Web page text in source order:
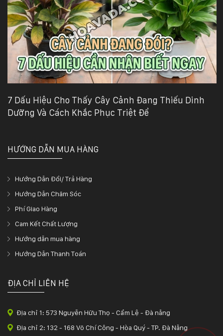
7 Dấu Hiệu Cho Thấy Cây Cảnh Đang Thiếu Dinh
Dưỡng Và Cách Khắc Phục Triệt Để
HƯỚNG DẪN MUA HÀNG
Hướng Dẫn Đổi/ Trả Hàng
Hướng Dẫn Chăm Sóc
Phí Giao Hàng
Cam Kết Chất Lượng
Hướng dẫn mua hàng
Hướng Dẫn Thanh Toán
ĐỊA CHỈ LIÊN HỆ
Địa chỉ 1: 573 Nguyễn Hữu Thọ - Cẩm Lệ - Đà nẵng
Địa chỉ 2: 132 - 168 Võ Chí Công - Hòa Quý - TP. Đà Nẵng